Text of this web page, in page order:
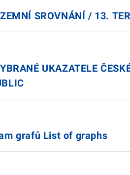
SROVNÁNÍ / 13.
UKAZATELE
grafů List of graphs